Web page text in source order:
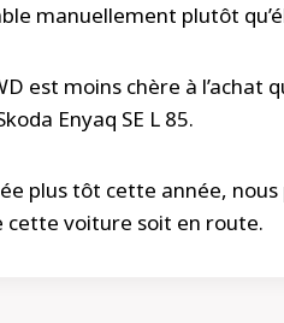
manuellement plutôt
est moins chère à l’achat
Enyaq SE L 85.
plus tôt cette année, nous
cette voiture soit en route.